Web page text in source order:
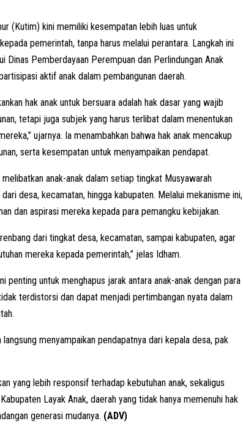
(Kutim) kini memiliki kesempatan lebih luas untuk
pemerintah, tanpa harus melalui perantara. Langkah ini
Dinas Pemberdayaan Perempuan dan Perlindungan Anak
aktif anak dalam pembangunan daerah.
hak anak untuk bersuara adalah hak dasar yang wajib
tetapi juga subjek yang harus terlibat dalam menentukan
ujarnya. Ia menambahkan bahwa hak anak mencakup
serta kesempatan untuk menyampaikan pendapat.
anak-anak dalam setiap tingkat Musyawarah
desa, kecamatan, hingga kabupaten. Melalui mekanisme ini,
dan aspirasi mereka kepada para pemangku kebijakan.
dari tingkat desa, kecamatan, sampai kabupaten, agar
mereka kepada pemerintah,” jelas Idham.
penting untuk menghapus jarak antara anak-anak dengan para
terdistorsi dan dapat menjadi pertimbangan nyata dalam
menyampaikan pendapatnya dari kepala desa, pak
yang lebih responsif terhadap kebutuhan anak, sekaligus
Layak Anak, daerah yang tidak hanya memenuhi hak
generasi mudanya. (ADV)